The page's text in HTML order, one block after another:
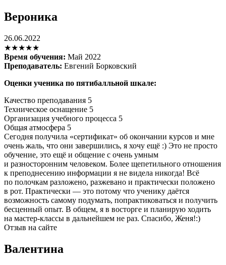
Вероника
26.06.2022
★★★★★
Время обучения: Май 2022
Преподаватель: Евгений Борковский
Оценки ученика по пятибалльной шкале:
Качество преподавания 5
Техническое оснащение 5
Организация учебного процесса 5
Общая атмосфера 5
Сегодня получила «сертификат» об окончании курсов и мне
очень жаль, что они завершились, я хочу ещё :) Это не просто
обучение, это ещё и общение с очень умным
и разносторонним человеком. Более щепетильного отношения
к преподнесению информации я не видела никогда! Всё
по полочкам разложено, разжевано и практически положено
в рот. Практически — это потому что ученику даётся
возможность самому подумать, попрактиковаться и получить
бесценный опыт. В общем, я в восторге и планирую ходить
на мастер-классы в дальнейшем не раз. Спасибо, Женя!:)
Отзыв на сайте
Валентина